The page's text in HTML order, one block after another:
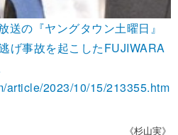
の『ヤングタウン土曜日』
げ事故を起こしたFUJIWARA
article/2023/10/15/213355.htm
《杉山実》